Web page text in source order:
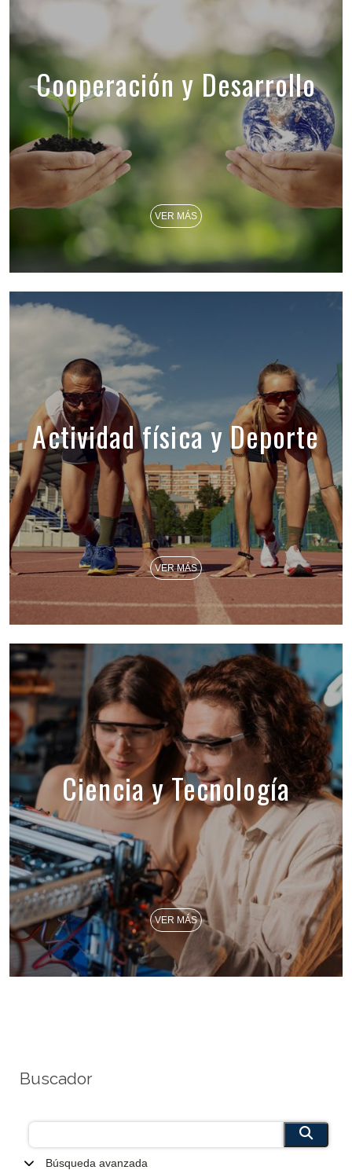
Cooperación y Desarrollo
VER MÁS
Actividad física y Deporte
VER MÁS
Ciencia y Tecnología
VER MÁS
Buscador
Búsqueda avanzada